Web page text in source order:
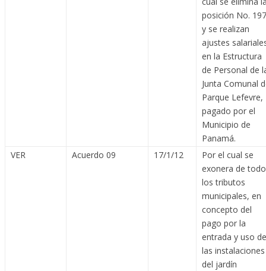
posición No. 197
y se realizan
ajustes
en la Estructura
de Personal de
Junta Comunal
Parque Lefevre,
pagado por el
Municipio de
Panamá.
VER
Acuerdo 09 17/1/12
Por el cual se
exonera de
los tributos
municipales, en
concepto del
pago por la
entrada y uso de
las instalaciones
del jardín